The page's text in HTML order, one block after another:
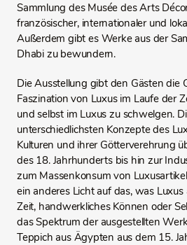
Sammlung des Musée des Arts
französischer, internationaler und
Außerdem gibt es Werke aus der
Dhabi zu bewundern.
Die Ausstellung gibt den Gästen die
Faszination von Luxus im Laufe der
und selbst im Luxus zu schwelgen.
unterschiedlichsten Konzepte des
Kulturen und ihrer Götterverehrung
des 18. Jahrhunderts bis hin zur
zum Massenkonsum von
ein anderes Licht auf das, was
Zeit, handwerkliches Können oder
das Spektrum der ausgestellten
Teppich aus Ägypten aus dem 15.